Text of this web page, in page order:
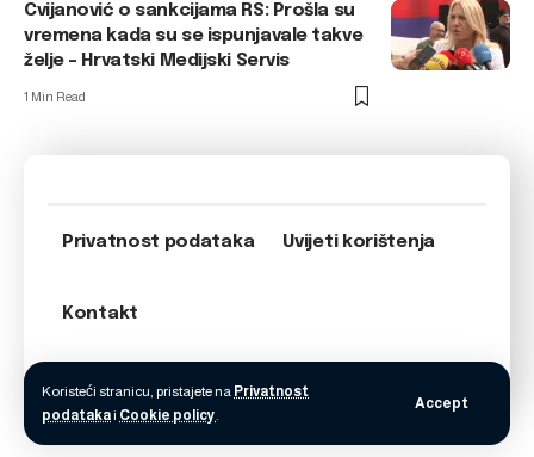
Koristeći stranicu, pristajete na Privatnost
podatakai Cookie policy.
Accept
Cvijanović o sankcijama RS: Prošla su
vremena kada su se ispunjavale takve
želje – Hrvatski Medijski Servis
1 Min Read
Privatnost podataka Uvijeti korištenja
Kontakt